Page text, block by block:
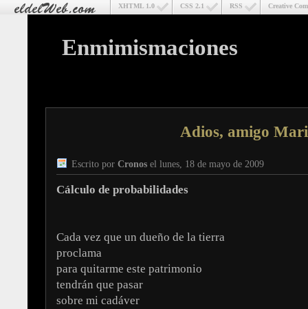
Creative
RSS
CSS 2.1
XHTML 1.0
Enmimismaciones
Adios, amigo
Escrito por Cronos el lunes, 18 de mayo de 2009
Cálculo de probabilidades
Cada vez que un dueño de la tierra
proclama
para quitarme este patrimonio
tendrán que pasar
sobre mi cadáver